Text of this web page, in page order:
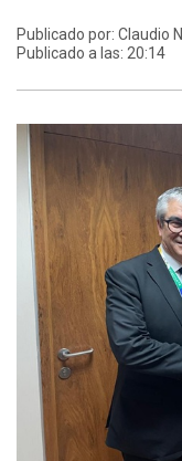
Publicado por: Claudio
Publicado a las: 20:14